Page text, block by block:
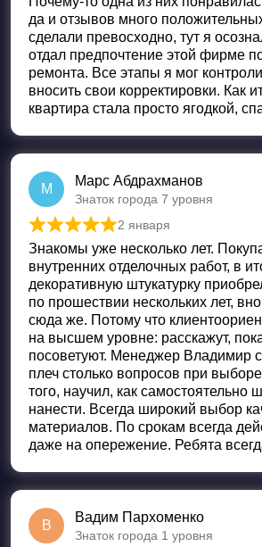
да и отзывов много
сделали превосходно, тут я
отдал предпочтение этой фирме
ремонта. Все этапы я мог
вносить свои корректировки. Как
квартира стала просто ягодкой,
М
Марс Абдрахманов
Знаток города 7 уровня
Оценка 5из 5
2 января
Знакомы уже несколько лет.
внутренних отделочных работ, в
декоративную штукатурку
по прошествии нескольких лет,
сюда же. Потому что
на высшем уровне: расскажут,
посоветуют. Менеджер Владимир
плеч столько вопросов при
того, научил, как самостоятельно
нанести. Всегда широкий выбор
материалов. По срокам всегда
даже на опережение. Ребята
В
Вадим Пархоменко
Знаток города 1 уровня